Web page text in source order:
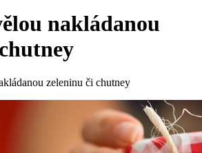
nakládanou
zeleninu či chutney